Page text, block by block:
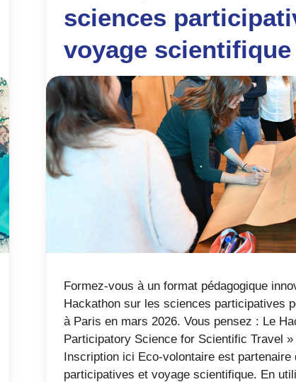
sciences
voyage scientifique
Formez-vous à un format pédagogique
Hackathon sur les sciences participatives
à Paris en mars 2026. Vous pensez : Le
Participatory Science for Scientific Travel
Inscription ici Eco-volontaire est partenaire
participatives et voyage scientifique. En